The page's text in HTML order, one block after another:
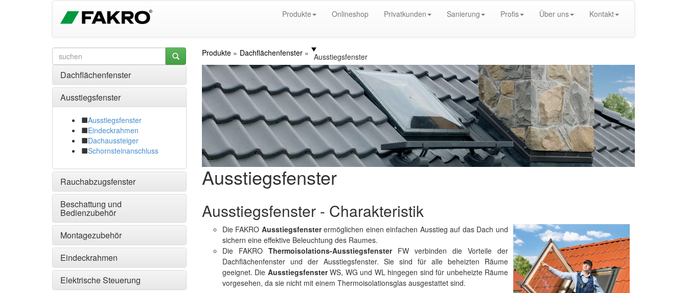
Produkte Onlineshop Privatkunden Sanierung Profis Über uns Kontakt
Produkte Dachflächenfenster Ausstiegsfenster
Dachflächenfenster
Ausstiegsfenster
Ausstiegsfenster
Eindeckrahmen
Dachaussteiger
Schornsteinanschluss
Rauchabzugsfenster
Beschattung und
Bedienzubehör
Montagezubehör
Eindeckrahmen
Elektrische Steuerung
Ausstiegsfenster
Ausstiegsfenster - Charakteristik
Die FAKRO Ausstiegsfensterermöglichen einen einfachen Ausstieg auf das Dach und
sichern eine effektive Beleuchtung des Raumes.
Die FAKRO Thermoisolations-AusstiegsfensterFW verbinden die Vorteile der
Dachflächenfenster und der Ausstiegsfenster. Sie sind für alle beheizten Räume
geeignet. Die AusstiegsfensterWS, WG und WL hingegen sind für unbeheizte Räume
vorgesehen, da sie nicht mit einem Thermoisolationsglas ausgestattet sind.